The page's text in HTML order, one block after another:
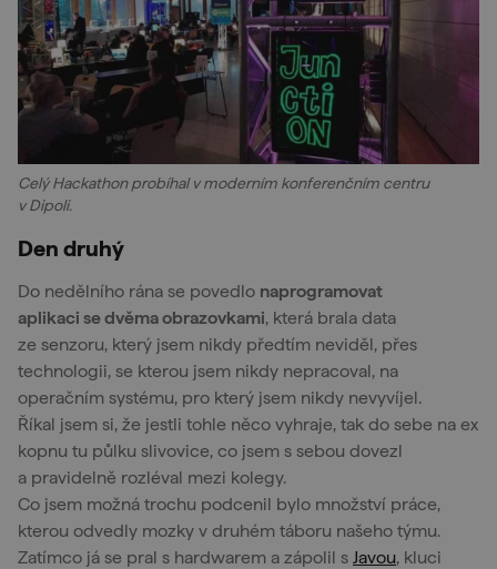
Celý Hackathon probíhal v moderním konferenčním centru
v Dipoli.
Den druhý
Do nedělního rána se povedlo naprogramovat
aplikaci se dvěma obrazovkami, která brala data
ze senzoru, který jsem nikdy předtím neviděl, přes
technologii, se kterou jsem nikdy nepracoval, na
operačním systému, pro který jsem nikdy nevyvíjel.
Říkal jsem si, že jestli tohle něco vyhraje, tak do sebe na ex
kopnu tu půlku slivovice, co jsem s sebou dovezl
a pravidelně rozléval mezi kolegy.
Co jsem možná trochu podcenil bylo množství práce,
kterou odvedly mozky v druhém táboru našeho týmu.
Zatímco já se pral s hardwarem a zápolil s Javou, kluci